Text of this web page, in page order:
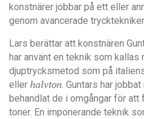
konstnärer jobbar på ett eller
genom avancerade
Lars berättar att konstnären
har använt en teknik som
djuptrycksmetod som på
eller halvton . Guntars har
behandlat de i omgångar för att
toner. En imponerande teknik